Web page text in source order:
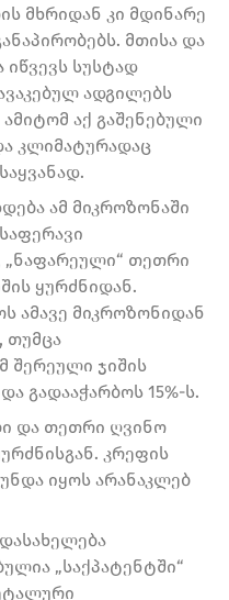
მხრიდან კი მდინარე
მთისა და
იწვევს სუსტად
ადგილებს
აქ გაშენებული
კლიმატურადაც
ამ მიკროზონაში
„ნაფარეული“ თეთრი
ყურძნიდან.
ამავე მიკროზონიდან
თუმცა
შერეული ჯიშის
გადააჭარბოს 15%-ს.
და თეთრი ღვინო
კრეფის
იყოს არანაკლებ
„საქპატენტში“